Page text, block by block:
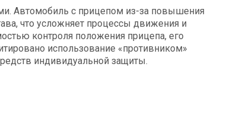
Автомобиль с прицепом из-за повышения
что усложняет процессы движения и
контроля положения прицепа, его
использование «противником»
индивидуальной защиты.